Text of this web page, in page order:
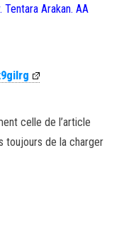
Tentara Arakan. AA
celle de l’article
toujours de la charger